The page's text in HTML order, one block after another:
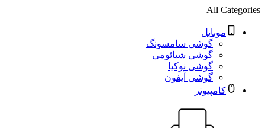
All Categories
موبایل
گوشی سامسونگ
گوشی شیائومی
گوشی نوکیا
گوشی آیفون
کامپیوتر